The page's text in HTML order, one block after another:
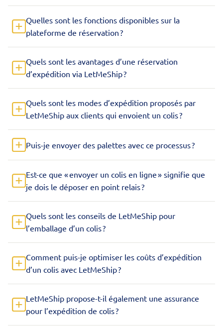
Quelles sont les fonctions disponibles sur la
plateforme de réservation ?
Quels sont les avantages d’une réservation
d’expédition via LetMeShip ?
Quels sont les modes d’expédition proposés par
LetMeShip aux clients qui envoient un colis ?
Puis-je envoyer des palettes avec ce processus ?
Est-ce que « envoyer un colis en ligne » signifie que
je dois le déposer en point relais ?
Quels sont les conseils de LetMeShip pour
l’emballage d’un colis ?
Comment puis-je optimiser les coûts d’expédition
d’un colis avec LetMeShip ?
LetMeShip propose-t-il également une assurance
pour l’expédition de colis ?